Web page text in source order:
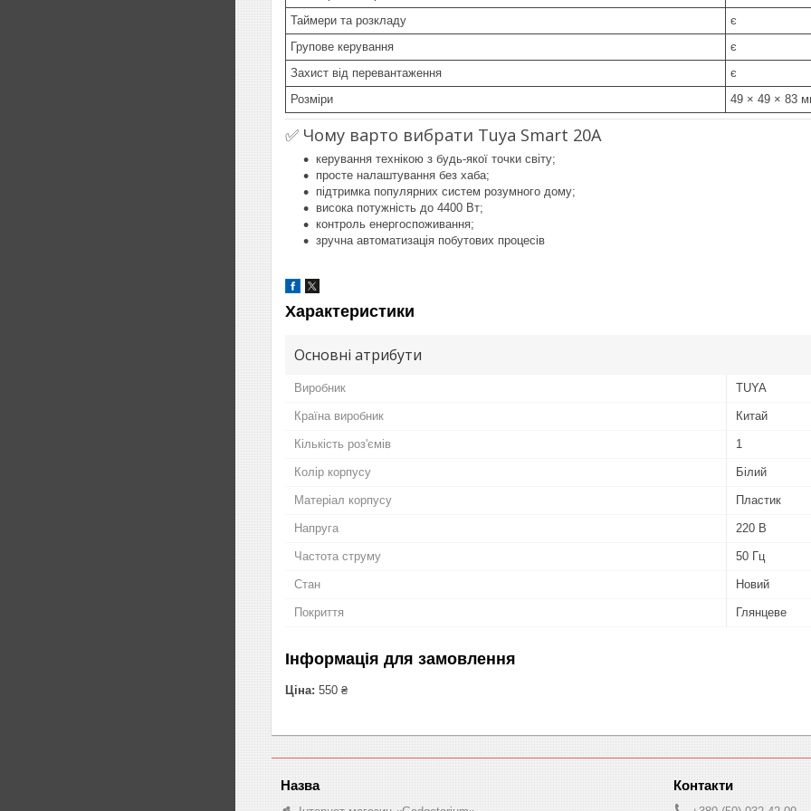
Таймери та розкладу
є
Групове керування
є
Захист від перевантаження
є
Розміри
49 × 49 × 83
✅ Чому варто вибрати Tuya Smart 20A
керування технікою з будь-якої точки світу;
просте налаштування без хаба;
підтримка популярних систем розумного дому;
висока потужність до 4400 Вт;
контроль енергоспоживання;
зручна автоматизація побутових процесів
Характеристики
Основні атрибути
Виробник TUYA
Країна виробник Китай
Кількість роз'ємів 1
Колір корпусу Білий
Матеріал корпусу Пластик
Напруга 220 В
Частота струму 50 Гц
Стан Новий
Покриття Глянцеве
Інформація для замовлення
Ціна: 550 ₴